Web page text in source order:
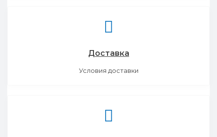
Доставка
Условия доставки